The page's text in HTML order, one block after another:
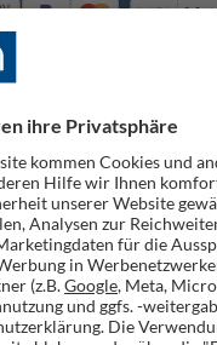
Folge uns auf Social